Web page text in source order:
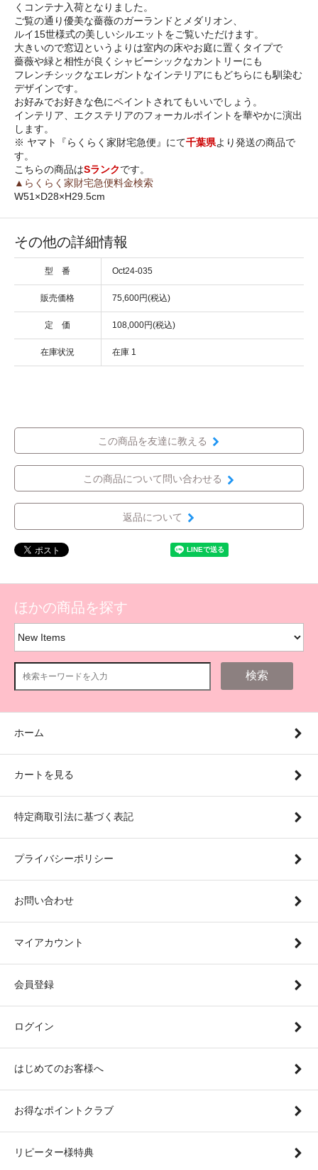
くコンテナ入荷となりました。
ご覧の通り優美な薔薇のガーランドとメダリオン、
ルイ15世様式の美しいシルエットをご覧いただけます。
大きいので窓辺というよりは室内の床やお庭に置くタイプで
薔薇や緑と相性が良くシャビーシックなカントリーにも
フレンチシックなエレガントなインテリアにもどちらにも馴染む
デザインです。
お好みでお好きな色にペイントされてもいいでしょう。
インテリア、エクステリアのフォーカルポイントを華やかに演出
します。
※ ヤマト『らくらく家財宅急便』にて千葉県より発送の商品で
す。
こちらの商品はSランクです。
▲らくらく家財宅急便料金検索
W51×D28×H29.5cm
その他の詳細情報
型 番 Oct24-035
販売価格 75,600円(税込)
定 価 108,000円(税込)
在庫状況 在庫 1
この商品を友達に教える
この商品について問い合わせる
返品について
ほかの商品を探す
検索
ホーム
カートを見る
特定商取引法に基づく表記
プライバシーポリシー
お問い合わせ
マイアカウント
会員登録
ログイン
はじめてのお客様へ
お得なポイントクラブ
リピーター様特典